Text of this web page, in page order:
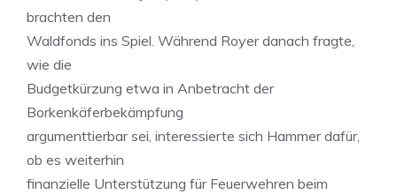
brachten den
Waldfonds ins Spiel. Während Royer danach fragte,
wie die
Budgetkürzung etwa in Anbetracht der
Borkenkäferbekämpfung
argumenttierbar sei, interessierte sich Hammer dafür,
ob es weiterhin
finanzielle Unterstützung für Feuerwehren beim